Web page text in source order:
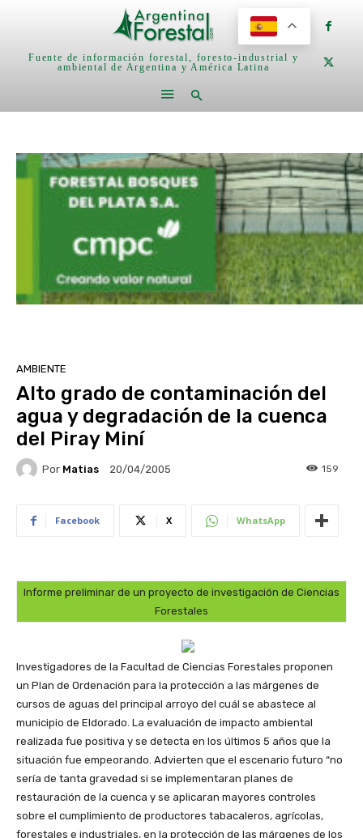
Fuente de información forestal, foresto-industrial y
ambiental de Argentina y América Latina
AMBIENTE
Alto grado de contaminación del
agua y degradación de la cuenca
del Piray Miní
Por Matias 20/04/2005 159
Facebook X WhatsApp
Informe preliminar de un proyecto de investigación de Ciencias
Forestales
Investigadores de la Facultad de Ciencias Forestales proponen
un Plan de Ordenación para la protección a las márgenes de
cursos de aguas del principal arroyo del cuál se abastece al
municipio de Eldorado. La evaluación de impacto ambiental
realizada fue positiva y se detecta en los últimos 5 años que la
situación fue empeorando. Advierten que el escenario futuro “no
sería de tanta gravedad si se implementaran planes de
restauración de la cuenca y se aplicaran mayores controles
sobre el cumplimiento de productores tabacaleros, agrícolas,
forestales e industriales, en la protección de las márgenes de los